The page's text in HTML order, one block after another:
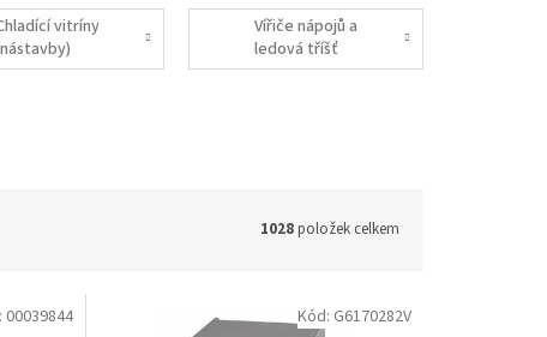
vitríny
Vířiče nápojů a
ledová tříšť
1028položek celkem
00039844 Kód: G6170282V